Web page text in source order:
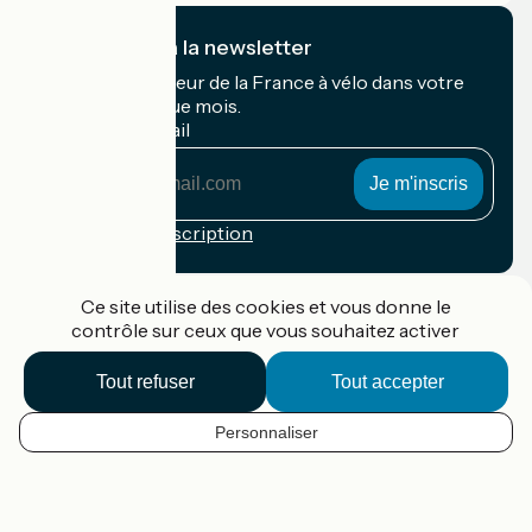
FR
Je m'abonne à la newsletter
Recevez le meilleur de la France à vélo dans votre
boîte mail chaque mois.
Mon adresse mail
Conditions d'inscription
Accueil Vélo Pro
Contact
Mentions légales
Confidentialité
Ce site utilise des cookies et vous donne le
contrôle sur ceux que vous souhaitez activer
Tout accepter
Tout refuser
Personnaliser